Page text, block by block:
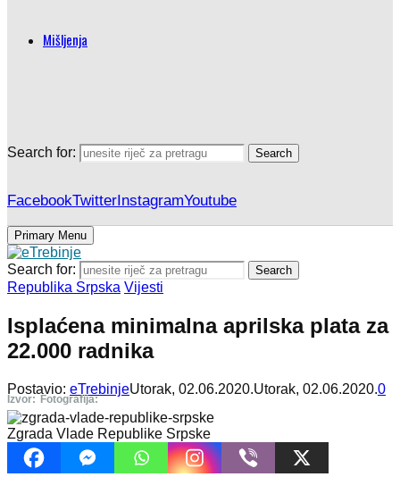
Mišljenja
Search for: Search
FacebookTwitterInstagramYoutube
Primary Menu
Search for: Search
Republika Srpska Vijesti
Isplaćena minimalna aprilska plata za
22.000 radnika
Postavio: eTrebinjeUtorak, 02.06.2020.Utorak, 02.06.2020.0
Izvor: Fotografija:
Zgrada Vlade Republike Srpske